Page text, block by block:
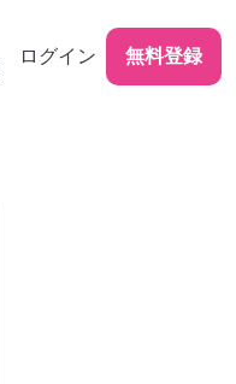
ログイン 無料登録